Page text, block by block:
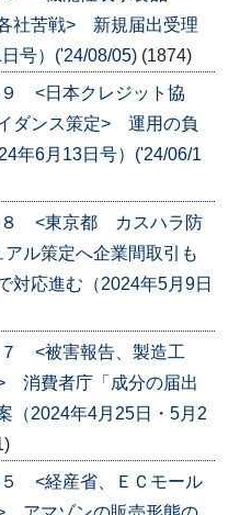
社苦戦> 新規届出受理
号）('24/08/05) (1874)
９ <日本クレジット協
ダンス策定> 運用の負
年6月13日号）('24/06/1
８ <東京都 カスハラ防
ル策定へ企業間取引も
対応進む（2024年5月9日
７ <被害報告、製造工
消費者庁「成分の届出
（2024年4月25日・5月2
５ <経産省、ＥＣモール